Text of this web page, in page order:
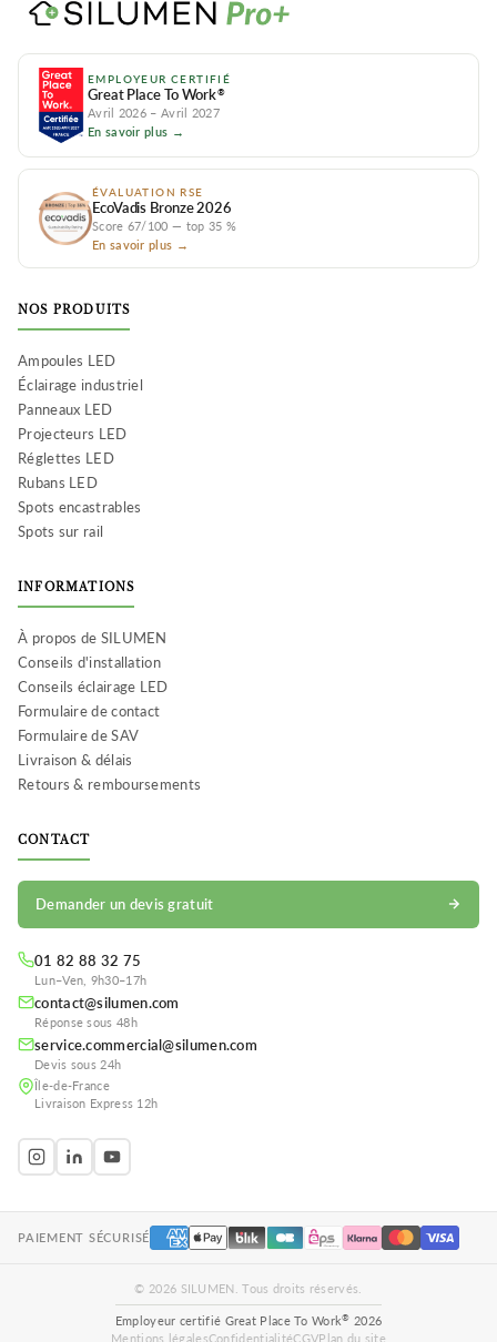
EMPLOYEUR CERTIFIÉ
Great Place To Work®
Avril 2026 – Avril 2027
En savoir plus →
ÉVALUATION RSE
EcoVadis Bronze 2026
Score 67/100 — top 35 %
En savoir plus →
NOS PRODUITS
Ampoules LED
Éclairage industriel
Panneaux LED
Projecteurs LED
Réglettes LED
Rubans LED
Spots encastrables
Spots sur rail
INFORMATIONS
À propos de SILUMEN
Conseils d'installation
Conseils éclairage LED
Formulaire de contact
Formulaire de SAV
Livraison & délais
Retours & remboursements
CONTACT
Demander un devis gratuit
01 82 88 32 75
Lun–Ven, 9h30–17h
contact@silumen.com
Réponse sous 48h
service.commercial@silumen.com
Devis sous 24h
Île-de-France
Livraison Express 12h
PAIEMENT SÉCURISÉ
© 2026 SILUMEN. Tous droits réservés.
Employeur certifié Great Place To Work® 2026
Mentions légalesConfidentialitéCGVPlan du site